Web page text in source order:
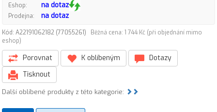
Eshop: na dotaz
Prodejna: na dotaz
Kód: A22191062182 (77055261)
Běžná cena: 1 744 Kč (při objednání mimo
eshop)
Porovnat K oblíbeným
Dotazy
Tisknout
Další oblíbené produkty z této kategorie: